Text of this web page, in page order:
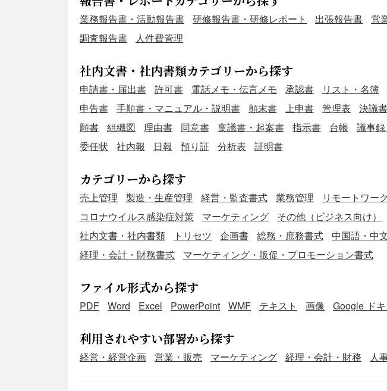
加者が迷わず情報を把握で
有・印刷が簡単＞ 社内回覧
業務報告書・活動報告書 研修報告書・研修レポート 出張報告書 営
調査報告書
人件費管理
社内文書・社内書類カテゴリーから探す
申請書・届出書 許可書 電話メモ・伝言メモ 承認書 リスト・名簿
申告書
手順書・マニュアル・説明書 顛末書 上申書 管理表 決議書
願書
組織図 理由書 同意書 稟議書・起案書 指示書 台帳 議事
委任状
社内報 日報 預り証 分析表 証明書
カテゴリーから探す
売上管理 製造・生産管理 経営・監査書式 業務管理 リモートワーク
コロナウイルス感染症対策
マーケティング その他（ビジネス向け）
社内文書・社内書類
トリセツ 企画書 総務・庶務書式 中国語・中
経理・会計・財務書式
マーケティング・販促・プロモーション書式
ファイル形式から探す
PDF Word Excel PowerPoint WMF テキスト 画像 Google ド
利用されやすい部署から探す
経営・経営企画 営業・販売 マーケティング 経理・会計・財務 人